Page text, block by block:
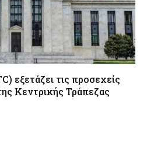
εξετάζει τις προσεχείς
Κεντρικής Τράπεζας